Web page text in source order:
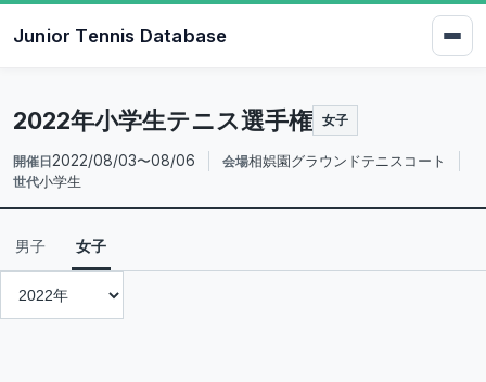
Junior Tennis Database
2022年小学生テニス選手権 女子
開催日 2022/08/03〜08/06 会場相娯園グラウンドテニスコート
世代小学生
男子 女子